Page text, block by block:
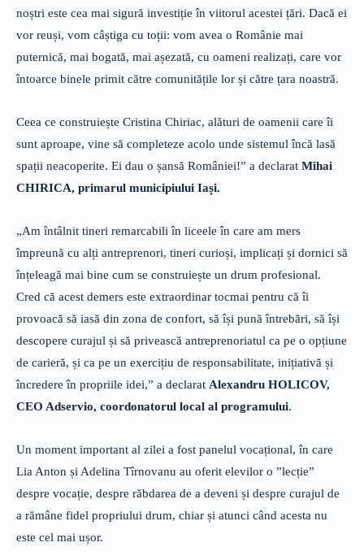
noștri este cea mai sigură investiție în viitorul acestei țări. Dacă ei
vor reuși, vom câștiga cu toții: vom avea o Românie mai
puternică, mai bogată, mai așezată, cu oameni realizați, care vor
întoarce binele primit către comunitățile lor și către țara noastră.
Ceea ce construiește Cristina Chiriac, alături de oamenii care îi
sunt aproape, vine să completeze acolo unde sistemul încă lasă
spații neacoperite. Ei dau o șansă României!” a declarat Mihai
CHIRICA, primarul municipiului Iași.
„Am întâlnit tineri remarcabili în liceele în care am mers
împreună cu alți antreprenori, tineri curioși, implicați și dornici să
înțeleagă mai bine cum se construiește un drum profesional.
Cred că acest demers este extraordinar tocmai pentru că îi
provoacă să iasă din zona de confort, să își pună întrebări, să își
descopere curajul și să privească antreprenoriatul ca pe o opțiune
de carieră, și ca pe un exercițiu de responsabilitate, inițiativă și
încredere în propriile idei,” a declarat Alexandru HOLICOV,
CEO Adservio, coordonatorul local al programului.
Un moment important al zilei a fost panelul vocațional, în care
Lia Anton și Adelina Tîrnovanu au oferit elevilor o ”lecție”
despre vocație, despre răbdarea de a deveni și despre curajul de
a rămâne fidel propriului drum, chiar și atunci când acesta nu
este cel mai ușor.